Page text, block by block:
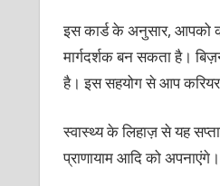
इस कार्ड के अनुसार, आपको
मार्गदर्शक बन सकता है।
है। इस सहयोग से आप
स्वास्थ्य के लिहाज़ से यह
प्राणायाम आदि को